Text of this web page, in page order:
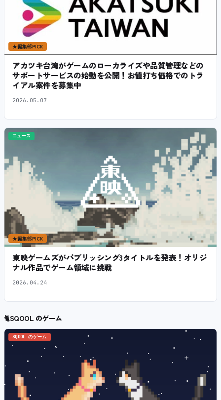
★編集部PICK
アカツキ台湾がゲームのローカライズや品質管理などの
サポートサービスの始動を公開！お値打ち価格でのトラ
イアル案件を募集中
2026.05.07
ニュース
★編集部PICK
東映ゲームズがパブリッシング3タイトルを発表！オリジ
ナル作品でゲーム領域に挑戦
2026.04.24
🐈SQOOL のゲーム
SQOOL のゲーム